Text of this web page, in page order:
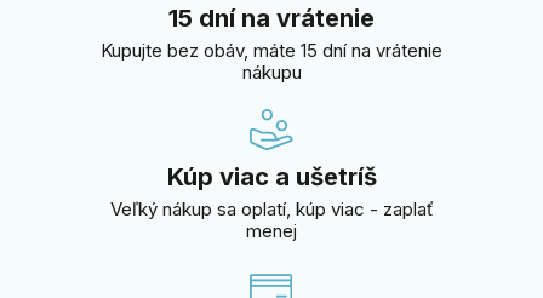
15 dní na vrátenie
Kupujte bez obáv, máte 15 dní na vrátenie
nákupu
Kúp viac a ušetríš
Veľký nákup sa oplatí, kúp viac - zaplať
menej